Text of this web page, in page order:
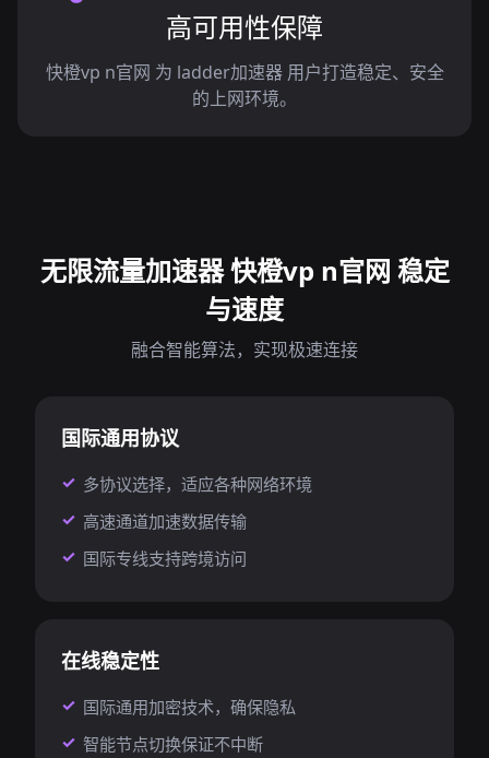
高可用性保障
快橙vp n官网 为 ladder加速器 用户打造稳定、安全
的上网环境。
无限流量加速器 快橙vp n官网 稳定
与速度
融合智能算法，实现极速连接
国际通用协议
多协议选择，适应各种网络环境
高速通道加速数据传输
国际专线支持跨境访问
在线稳定性
国际通用加密技术，确保隐私
智能节点切换保证不中断